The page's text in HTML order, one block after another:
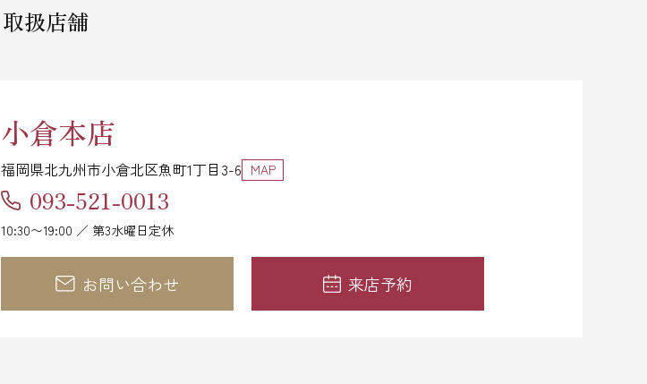
取扱店舗
小倉本店
福岡県北九州市小倉北区魚町1丁目3-6 MAP
093-521-0013
10:30〜19:00 ／ 第3水曜日定休
お問い合わせ 来店予約